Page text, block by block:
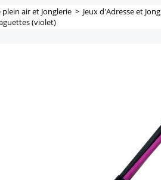
plein air et Jonglerie > Jeux d'Adresse et
(violet)